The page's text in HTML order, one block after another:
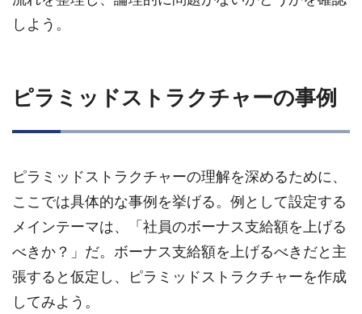
しよう。
ピラミッドストラクチャーの事例
ピラミッドストラクチャーの理解を深めるために、
ここでは具体的な事例を挙げる。例として設定する
メインテーマは、「社員のボーナス支給額を上げる
べきか？」だ。ボーナス支給額を上げるべきだと主
張すると仮定し、ピラミッドストラクチャーを作成
してみよう。